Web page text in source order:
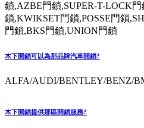
鎖,AZBE門鎖,SUPER-T-LOCK
鎖,KWIKSET門鎖,POSSE門鎖
門鎖,BKS門鎖,UNION門鎖
木下開鎖可以為那品牌汽車開鎖?
ALFA/AUDI/BENTLEY/BENZ/
木下開鎖提供那區開鎖服務?